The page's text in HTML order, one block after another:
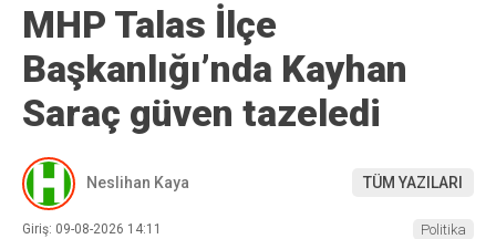
MHP Talas İlçe
Başkanlığı’nda Kayhan
Saraç güven tazeledi
Neslihan Kaya TÜM YAZILARI
Giriş: 09-08-2026 14:11
Politika